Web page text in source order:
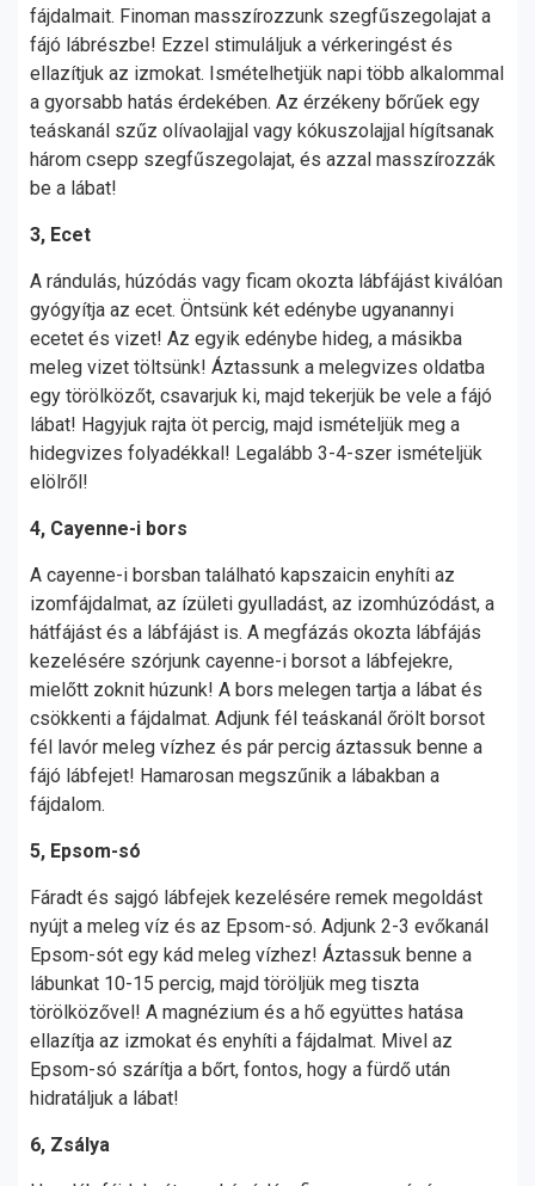
fájdalmait. Finoman masszírozzunk szegfűszegolajat a
fájó lábrészbe! Ezzel stimuláljuk a vérkeringést és
ellazítjuk az izmokat. Ismételhetjük napi több alkalommal
a gyorsabb hatás érdekében. Az érzékeny bőrűek egy
teáskanál szűz olívaolajjal vagy kókuszolajjal hígítsanak
három csepp szegfűszegolajat, és azzal masszírozzák
be a lábat!
3, Ecet
A rándulás, húzódás vagy ficam okozta lábfájást kiválóan
gyógyítja az ecet. Öntsünk két edénybe ugyanannyi
ecetet és vizet! Az egyik edénybe hideg, a másikba
meleg vizet töltsünk! Áztassunk a melegvizes oldatba
egy törölközőt, csavarjuk ki, majd tekerjük be vele a fájó
lábat! Hagyjuk rajta öt percig, majd ismételjük meg a
hidegvizes folyadékkal! Legalább 3-4-szer ismételjük
elölről!
4, Cayenne-i bors
A cayenne-i borsban található kapszaicin enyhíti az
izomfájdalmat, az ízületi gyulladást, az izomhúzódást, a
hátfájást és a lábfájást is. A megfázás okozta lábfájás
kezelésére szórjunk cayenne-i borsot a lábfejekre,
mielőtt zoknit húzunk! A bors melegen tartja a lábat és
csökkenti a fájdalmat. Adjunk fél teáskanál őrölt borsot
fél lavór meleg vízhez és pár percig áztassuk benne a
fájó lábfejet! Hamarosan megszűnik a lábakban a
fájdalom.
5, Epsom-só
Fáradt és sajgó lábfejek kezelésére remek megoldást
nyújt a meleg víz és az Epsom-só. Adjunk 2-3 evőkanál
Epsom-sót egy kád meleg vízhez! Áztassuk benne a
lábunkat 10-15 percig, majd töröljük meg tiszta
törölközővel! A magnézium és a hő együttes hatása
ellazítja az izmokat és enyhíti a fájdalmat. Mivel az
Epsom-só szárítja a bőrt, fontos, hogy a fürdő után
hidratáljuk a lábat!
6, Zsálya